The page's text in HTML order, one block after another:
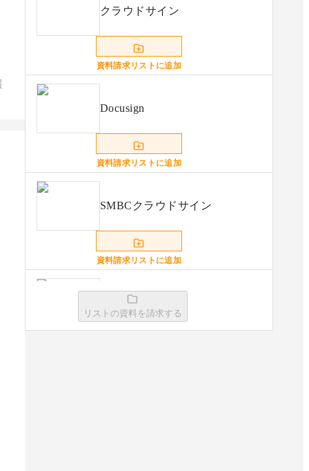
クラウドサイン
資料請求リストに追加
Docusign
資料請求リストに追加
SMBCクラウドサイン
資料請求リストに追加
電子印鑑GMOサイン
リストの資料を請求する